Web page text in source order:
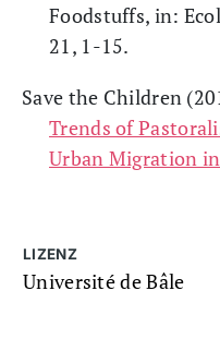
Foodstuffs, in:
21, 1-15.
Save the Children
Trends of
Urban Migration
LIZENZ
Université de Bâle